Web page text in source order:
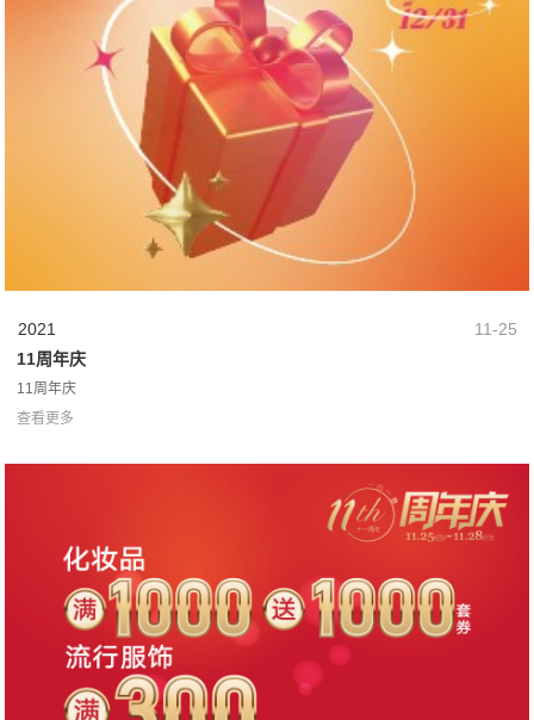
11-25
2021
11周年庆
11周年庆
查看更多